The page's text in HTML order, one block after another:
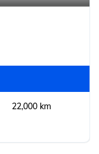
22,000 km